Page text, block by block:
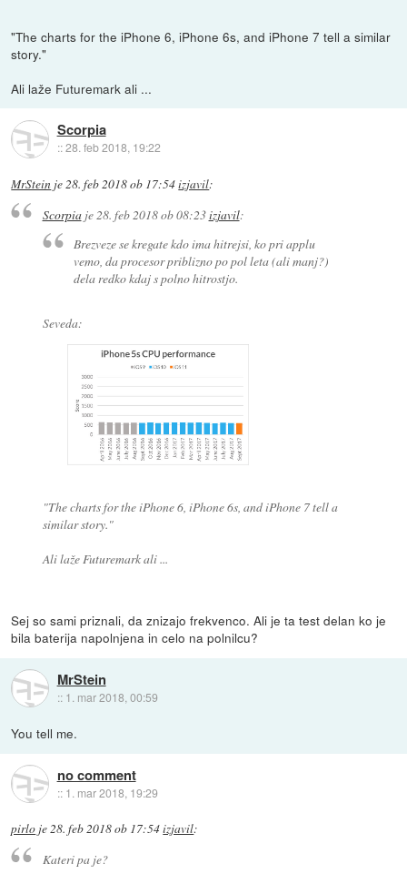
"The charts for the iPhone 6, iPhone 6s, and iPhone 7 tell a similar
story."
Ali laže Futuremark ali ...
Scorpia
::28. feb 2018, 19:22
MrStein je28. feb 2018 ob 17:54izjavil:
Scorpiaje 28. feb 2018 ob 08:23izjavil:
Brezveze se kregate kdo ima hitrejsi, ko pri applu
vemo, da procesor priblizno po pol leta (ali manj?)
dela redko kdaj s polno hitrostjo.
Seveda:
"The charts for the iPhone 6, iPhone 6s, and iPhone 7 tell a
similar story."
Ali laže Futuremark ali ...
Sej so sami priznali, da znizajo frekvenco. Ali je ta test delan ko je
bila baterija napolnjena in celo na polnilcu?
MrStein
:: 1. mar 2018, 00:59
You tell me.
no comment
:: 1. mar 2018, 19:29
pirlo je28. feb 2018 ob 17:54izjavil:
Kateri pa je?